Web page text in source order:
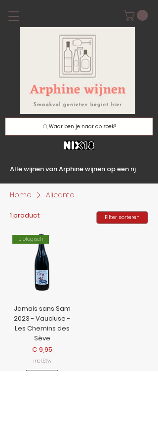
Waar ben je naar op zoek?
Alle wijnen van Arphine wijnen op een rij
Home Alicante
1 product Filter sorteren
Biologisch
Jamais sans Sam
2023 - Vaucluse -
Les Chemins des
Sève
Prijs
€ 9,95
incl.Btw